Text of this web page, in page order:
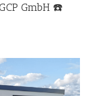
GmbH ☎️